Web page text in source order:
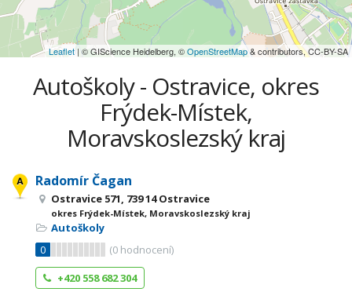
Leaflet| © GIScience Heidelberg, ©OpenStreetMap& contributors, CC-BY-SA
Autoškoly - Ostravice, okres
Frýdek-Místek,
Moravskoslezský kraj
Radomír Čagan
Ostravice 571, 739 14 Ostravice
okres Frýdek-Místek, Moravskoslezský kraj
Autoškoly
0
(0 hodnocení)
+420 558 682 304